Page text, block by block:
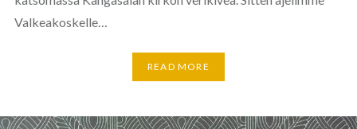
Valkeakoskelle…
READ MORE